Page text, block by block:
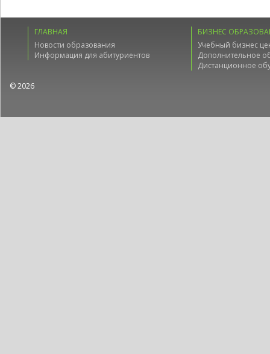
ГЛАВНАЯ
Новости образования
Информация для абитуриентов
БИЗНЕС
Учебный бизнес
Дополнительное
Дистанционное
© 2026